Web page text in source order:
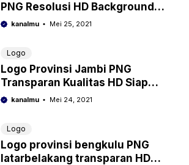
PNG Resolusi HD Background
Transparan
kanalmu Mei 25, 2021
Logo
Logo Provinsi Jambi PNG
Transparan Kualitas HD Siap
Pakai
kanalmu Mei 24, 2021
Logo
Logo provinsi bengkulu PNG
latarbelakang transparan HD